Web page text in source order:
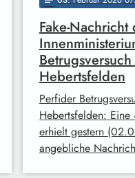
Fake-Nachricht
Hebertsfelden
Perfider
Hebertsfelden: Eine
erhielt gestern
angebliche